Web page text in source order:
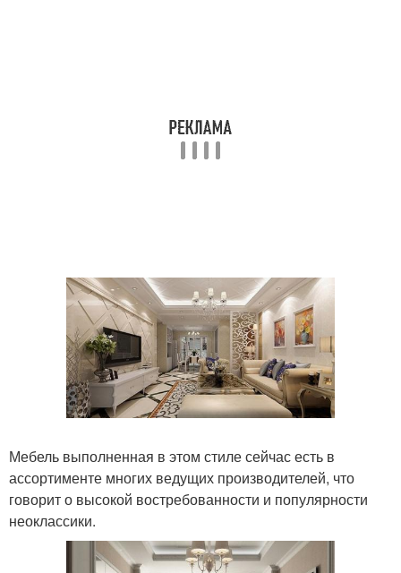
Мебель выполненная в этом стиле сейчас есть в
ассортименте многих ведущих производителей, что
говорит о высокой востребованности и популярности
неоклассики.